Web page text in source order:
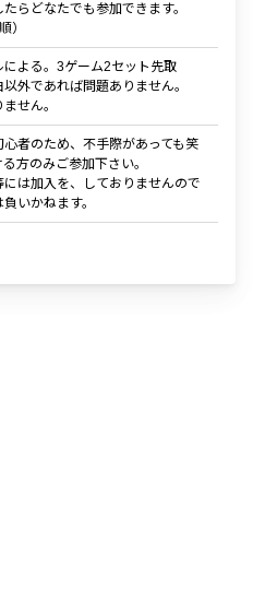
らどなたでも参加できます。
）
による。3ゲーム2セット先取
外であれば問題ありません。
せん。
心者のため、不手際があっても笑
方のみご参加下さい。
には加入を、しておりませんので
いかねます。